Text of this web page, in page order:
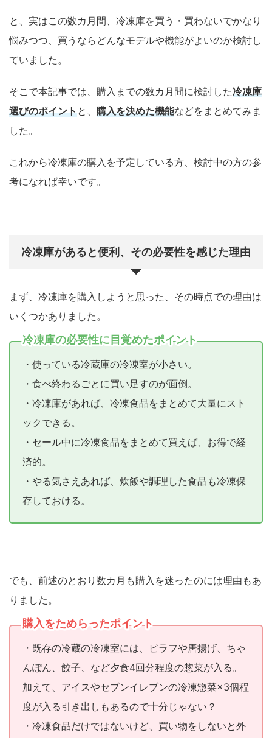
と、実はこの数カ月間、冷凍庫を買う・買わないでかなり
悩みつつ、買うならどんなモデルや機能がよいのか検討し
ていました。
そこで本記事では、購入までの数カ月間に検討した冷凍庫
選びのポイントと、 購入を決めた機能などをまとめてみま
した。
これから冷凍庫の購入を予定している方、検討中の方の参
考になれば幸いです。
冷凍庫があると便利、その必要性を感じた理由
まず、冷凍庫を購入しようと思った、その時点での理由は
いくつかありました。
冷凍庫の必要性に目覚めたポイント
・使っている冷蔵庫の冷凍室が小さい。
・食べ終わるごとに買い足すのが面倒。
・冷凍庫があれば、冷凍食品をまとめて大量にスト
ックできる。
・セール中に冷凍食品をまとめて買えば、お得で経
済的。
・やる気さえあれば、炊飯や調理した食品も冷凍保
存しておける。
でも、前述のとおり数カ月も購入を迷ったのには理由もあ
りました。
購入をためらったポイント
・既存の冷蔵の冷凍室には、ピラフや唐揚げ、ちゃ
んぽん、餃子、など夕食4回分程度の惣菜が入る。
加えて、アイスやセブンイレブンの冷凍惣菜×3個程
度が入る引き出しもあるので十分じゃない？
・冷凍食品だけではないけど、買い物をしないと外